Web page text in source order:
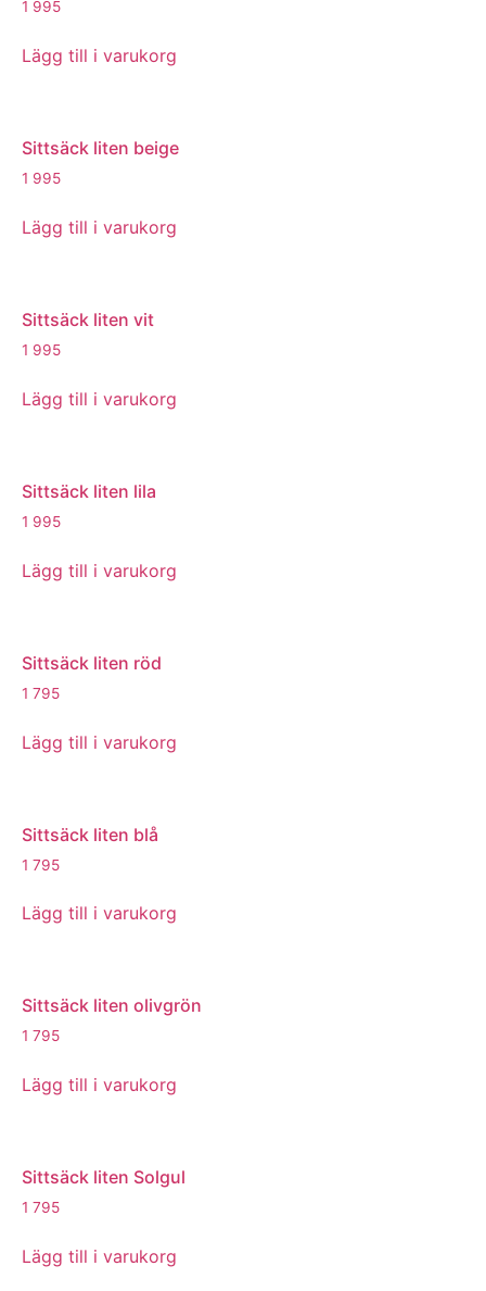
1 995
Lägg till i varukorg
Sittsäck liten beige
1 995
Lägg till i varukorg
Sittsäck liten vit
1 995
Lägg till i varukorg
Sittsäck liten lila
1 995
Lägg till i varukorg
Sittsäck liten röd
1 795
Lägg till i varukorg
Sittsäck liten blå
1 795
Lägg till i varukorg
Sittsäck liten olivgrön
1 795
Lägg till i varukorg
Sittsäck liten Solgul
1 795
Lägg till i varukorg